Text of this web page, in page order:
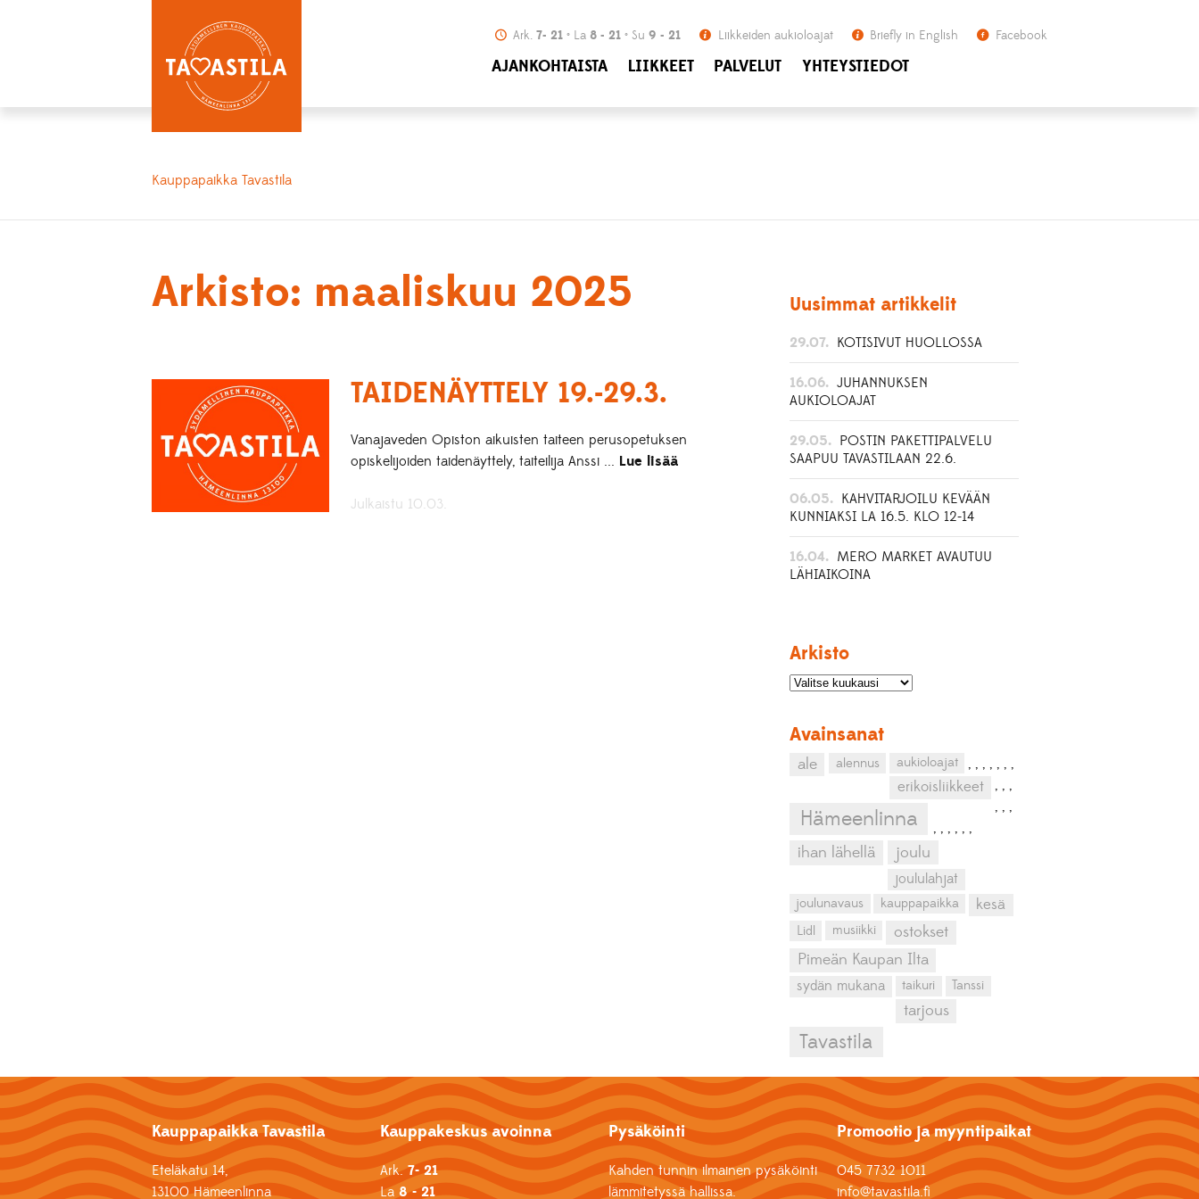
Ark. 7- 21 La 8 - 21 Su 9 - 21 Liikkeiden aukioloajat Briefly in English Facebook
AJANKOHTAISTA LIIKKEET PALVELUT YHTEYSTIEDOT
Kauppapaikka Tavastila
Arkisto: maaliskuu 2025
TAIDENÄYTTELY 19.-29.3.
Vanajaveden Opiston aikuisten taiteen perusopetuksen
opiskelijoiden taidenäyttely, taiteilija Anssi ... Lue lisää
Julkaistu 10.03.
Uusimmat artikkelit
29.07. KOTISIVUT HUOLLOSSA
16.06. JUHANNUKSEN
AUKIOLOAJAT
29.05. POSTIN PAKETTIPALVELU
SAAPUU TAVASTILAAN 22.6.
06.05. KAHVITARJOILU KEVÄÄN
KUNNIAKSI LA 16.5. KLO 12-14
16.04. MERO MARKET AVAUTUU
LÄHIAIKOINA
Arkisto
Avainsanat
ale ,
alennus ,
aukioloajat ,
erikoisliikkeet
,
Hämeenlinna
,
ihan lähellä
,
joulu
,
joululahjat
,
joulunavaus
,
kauppapaikka
,
kesä
,
Lidl
,
musiikki
,
ostokset
,
Pimeän Kaupan Ilta
,
sydän mukana
,
taikuri
,
Tanssi
,
tarjous
,
Tavastila
Kauppapaikka Tavastila
Eteläkatu 14,
13100 Hämeenlinna
Kauppakeskus avoinna
Ark.7- 21
La 8 - 21
Pysäköinti
Kahden tunnin ilmainen pysäköinti
lämmitetyssä hallissa.
Promootio ja myyntipaikat
045 7732 1011
info@tavastila.fi